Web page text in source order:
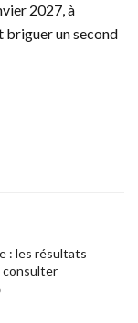
2027, à
briguer un second
: les résultats
consulter